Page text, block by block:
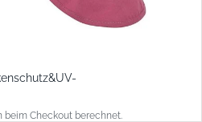
beim Checkout berechnet.